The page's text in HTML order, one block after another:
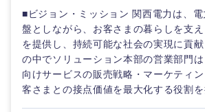
鳥取県 島根
岡山県 広島
■ビジョン・ミッション 関西電力は、
盤としながら、お客さまの暮らしを支
を提供し、持続可能な社会の実現に貢
の中でソリューション本部の営業部門
向けサービスの販売戦略・マーケティ
客さまとの接点価値を最大化する役割を